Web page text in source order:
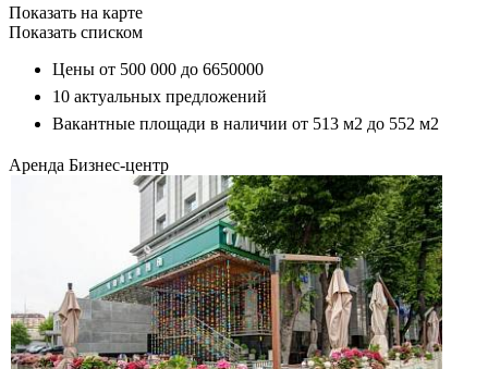
Показать на карте
Показать списком
Цены от 500 000 до 6650000
10 актуальных предложений
Вакантные площади в наличии от 513 м2 до 552 м2
Аренда Бизнес-центр